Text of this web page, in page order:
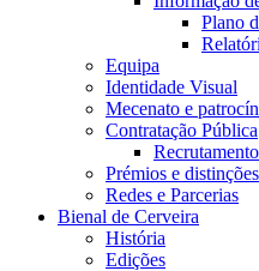
Plano
Equipa
Identidade Visual
Mecenato e
Contratação Pública
Prémios e distinções
Redes e Parcerias
Bienal de Cerveira
História
Edições